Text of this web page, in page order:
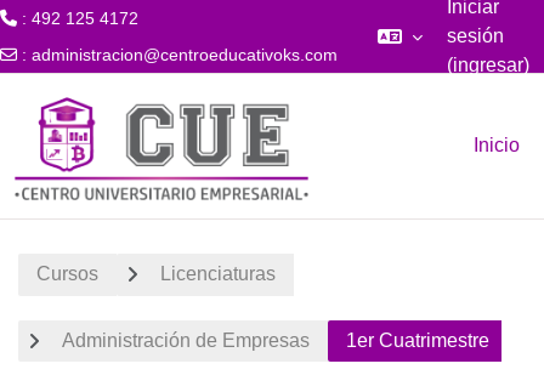
: 492 125 4172
: administracion@centroeducativoks.com
Iniciar
sesión
(ingresar)
Inicio
Cursos Licenciaturas
Administración de Empresas 1er Cuatrimestre